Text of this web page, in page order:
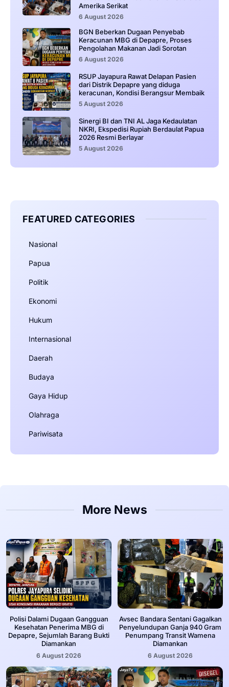
Amerika Serikat
6 August 2026
BGN Beberkan Dugaan Penyebab
Keracunan MBG di Depapre, Proses
Pengolahan Makanan Jadi Sorotan
6 August 2026
RSUP Jayapura Rawat Delapan Pasien
dari Distrik Depapre yang diduga
keracunan, Kondisi Berangsur Membaik
5 August 2026
Sinergi BI dan TNI AL Jaga Kedaulatan
NKRI, Ekspedisi Rupiah Berdaulat Papua
2026 Resmi Berlayar
5 August 2026
FEATURED CATEGORIES
Nasional
Papua
Politik
Ekonomi
Hukum
Internasional
Daerah
Budaya
Gaya Hidup
Olahraga
Pariwisata
More News
‎Polisi Dalami Dugaan Gangguan
Kesehatan Penerima MBG di
Depapre, Sejumlah Barang Bukti
Diamankan
6 August 2026
Avsec Bandara Sentani Gagalkan
Penyelundupan Ganja 940 Gram
Penumpang Transit Wamena
Diamankan
6 August 2026